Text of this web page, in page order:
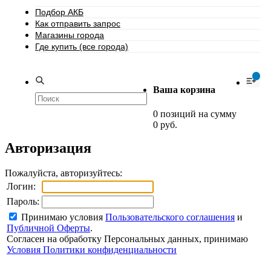
Подбор АКБ
Как отправить запрос
Магазины города
Где купить (все города)
Ваша корзина
0 позиций на сумму
0 руб.
0
Авторизация
Пожалуйста, авторизуйтесь:
Логин:
Пароль:
Принимаю условия Пользовательского соглашения и
Публичной Оферты.
Согласен на обработку Персональных данных, принимаю
Условия Политики конфиденциальности